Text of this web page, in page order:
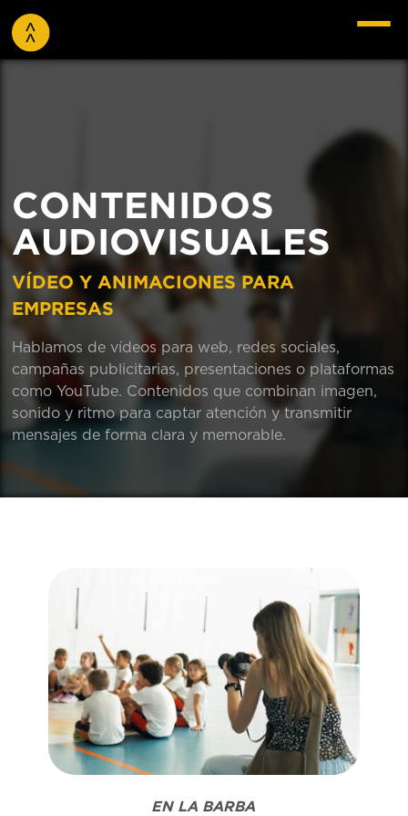
CONTENIDOS
AUDIOVISUALES
VÍDEO Y ANIMACIONES PARA
EMPRESAS
Hablamos de vídeos para web, redes sociales,
campañas publicitarias, presentaciones o plataformas
como YouTube. Contenidos que combinan imagen,
sonido y ritmo para captar atención y transmitir
mensajes de forma clara y memorable.
EN LA BARBA